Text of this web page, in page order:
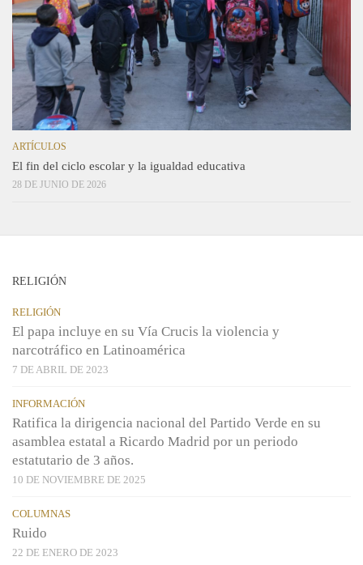
ARTÍCULOS
El fin del ciclo escolar y la igualdad educativa
28 DE JUNIO DE 2026
RELIGIÓN
RELIGIÓN
El papa incluye en su Vía Crucis la violencia y
narcotráfico en Latinoamérica
7 DE ABRIL DE 2023
INFORMACIÓN
Ratifica la dirigencia nacional del Partido Verde en su
asamblea estatal a Ricardo Madrid por un periodo
estatutario de 3 años.
10 DE NOVIEMBRE DE 2025
COLUMNAS
Ruido
22 DE ENERO DE 2023